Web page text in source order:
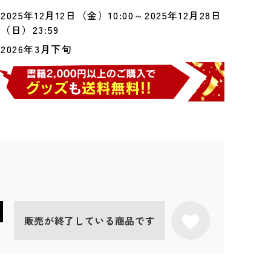
2025年12月12日（金）10:00～2025年12月28日
（日）23:59
2026年3月下旬
販売が終了している商品です